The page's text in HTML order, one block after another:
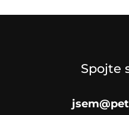
Spojte